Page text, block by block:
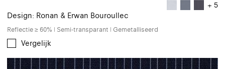
+ 5
Design: Ronan & Erwan Bouroullec
Reflectie ≥ 60% | Semi-transparant | Gemetalliseerd
Vergelijk